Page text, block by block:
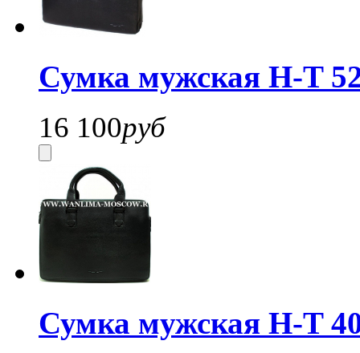
Сумка мужская H-T
16 100руб
Сумка мужская H-T